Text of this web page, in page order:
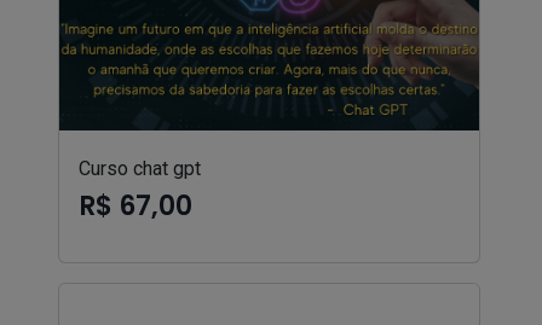
Curso chat gpt
R$ 67,00